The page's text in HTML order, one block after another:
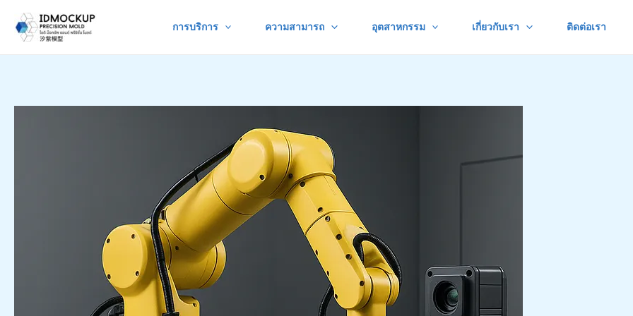
Skip
content
การบริการ ความสามารถ อุตสาหกรรม เกี่ยวกับเรา ติดต่อเรา